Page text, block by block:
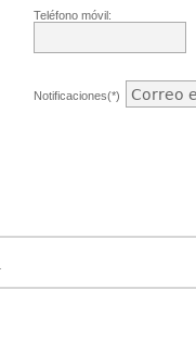
Teléfono móvil:
Notificaciones(*)